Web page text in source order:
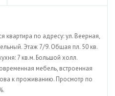
квартира по адресу: ул. Веерная,
Этаж 7/9. Общая пл. 50 кв.
7 кв.м. Большой холл.
мебель, встроенная
к проживанию. Просмотр по